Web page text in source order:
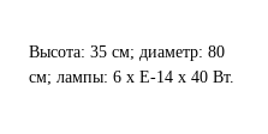
Высота: 35 см; диаметр: 80
см; лампы: 6 х Е-14 х 40 Вт.